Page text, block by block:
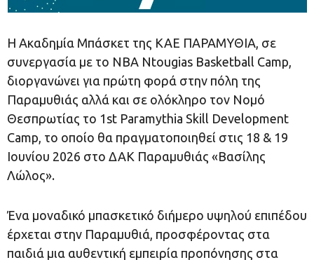
Η Ακαδημία Μπάσκετ της ΚΑΕ ΠΑΡΑΜΥΘΙΑ, σε
συνεργασία με το NBA Ntougias Basketball Camp,
διοργανώνει για πρώτη φορά στην πόλη της
Παραμυθιάς αλλά και σε ολόκληρο τον Νομό
Θεσπρωτίας το 1st Paramythia Skill Development
Camp, το οποίο θα πραγματοποιηθεί στις 18 & 19
Ιουνίου 2026 στο ΔΑΚ Παραμυθιάς «Βασίλης
Λώλος».
Ένα μοναδικό μπασκετικό διήμερο υψηλού επιπέδου
έρχεται στην Παραμυθιά, προσφέροντας στα
παιδιά μια αυθεντική εμπειρία προπόνησης στα